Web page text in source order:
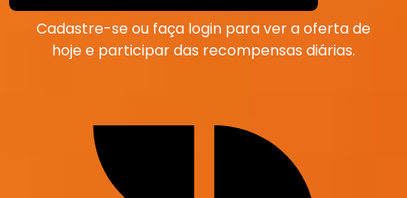
Cadastre-se ou faça login para ver a oferta de
hoje e participar das recompensas diárias.